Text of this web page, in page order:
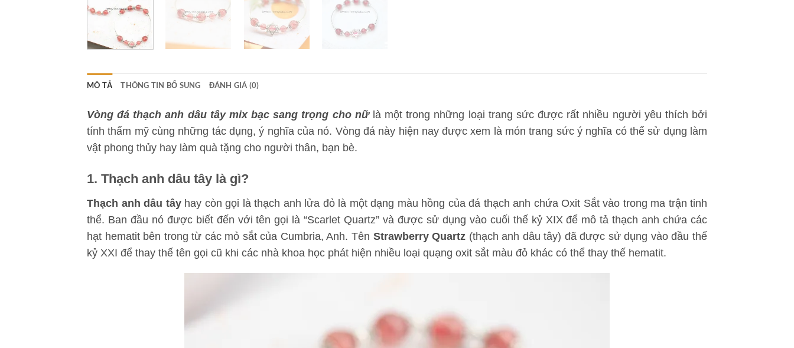
MÔ TẢ THÔNG TIN BỔ SUNG ĐÁNH GIÁ (0)
Vòng đá thạch anh dâu tây mix bạc sang trọng cho nữlà một trong những loại trang sức được rất nhiều người yêu thích bởi
tính thẩm mỹ cùng những tác dụng, ý nghĩa của nó. Vòng đá này hiện nay được xem là món trang sức ý nghĩa có thể sử dụng làm
vật phong thủy hay làm quà tặng cho người thân, bạn bè.
1. Thạch anh dâu tây là gì?
Thạch anh dâu tâyhay còn gọi là thạch anh lửa đỏ là một dạng màu hồng của đá thạch anh chứa Oxit Sắt vào trong ma trận tinh
thể. Ban đầu nó được biết đến với tên gọi là “Scarlet Quartz” và được sử dụng vào cuối thế kỷ XIX để mô tả thạch anh chứa các
hạt hematit bên trong từ các mỏ sắt của Cumbria, Anh. Tên Strawberry Quartz (thạch anh dâu tây) đã được sử dụng vào đầu thế
kỷ XXI để thay thế tên gọi cũ khi các nhà khoa học phát hiện nhiều loại quạng oxit sắt màu đỏ khác có thể thay thế hematit.